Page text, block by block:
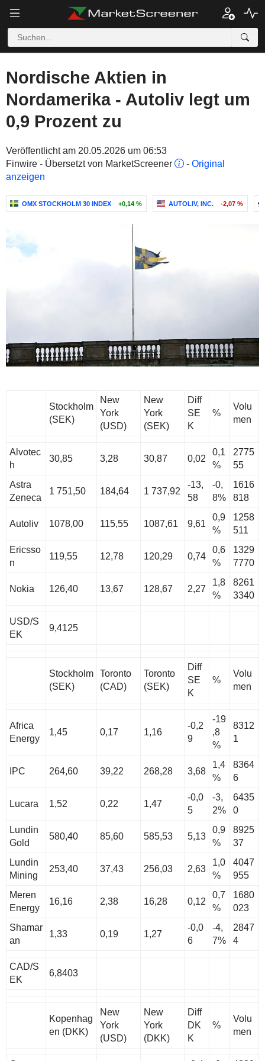
Nordische Aktien in
Nordamerika - Autoliv legt um
0,9 Prozent zu
Veröffentlicht am 20.05.2026 um 06:53
Finwire - Übersetzt von MarketScreener
- Original
anzeigen
OMX STOCKHOLM 30 INDEX +0,14 % AUTOLIV, INC. -2,07 %
Stockholm
(SEK)
New
York
(USD)
New
York
(SEK)
Diff
SE
K
%
Volu
men
Alvotec
h
30,85 3,28 30,87 0,02
0,1
%
2775
55
Astra
Zeneca
1 751,50 184,64 1 737,92
-13,
58
-0,
8%
1616
818
Autoliv 1078,00 115,55 1087,61 9,61
0,9
%
1258
511
Ericsso
n
119,55 12,78 120,29 0,74
0,6
%
1329
7770
Nokia 126,40 13,67 128,67 2,27
1,8
%
8261
3340
USD/S
EK
9,4125
Stockholm
(SEK)
Toronto
(CAD)
Toronto
(SEK)
Diff
SE
K
%
Volu
men
Africa
Energy
1,45 0,17 1,16
-0,2
9
-19
,8
%
8312
1
IPC 264,60 39,22 268,28 3,68
1,4
%
8364
6
Lucara 1,52 0,22 1,47
-0,0
5
-3,
2%
6435
0
Lundin
Gold
580,40 85,60 585,53 5,13
0,9
%
8925
37
Lundin
Mining
253,40 37,43 256,03 2,63
1,0
%
4047
955
Meren
Energy
16,16 2,38 16,28 0,12
0,7
%
1680
023
Shamar
an
1,33 0,19 1,27
-0,0
6
-4,
7%
2847
4
CAD/S
EK
6,8403
Kopenhag
en (DKK)
New
York
(USD)
New
York
(DKK)
Diff
DK
K
%
Volu
men